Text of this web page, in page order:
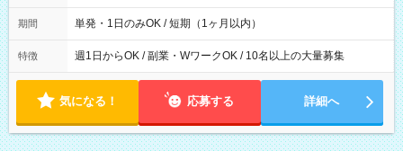
間は 試験により異なります。
期間 単発・1日のみOK / 短期（1ヶ月以内）
特徴 週1日からOK / 副業・WワークOK / 10名以上の大量募集
気になる！ 応募する 詳細へ